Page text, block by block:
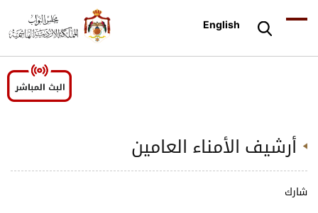
English
أرشيف الأمناء العامين
شارك